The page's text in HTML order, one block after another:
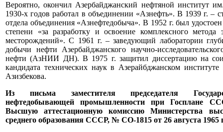
Вероятно, окончил Азербайджанский нефтяной институт
1930-х годов работал в объединении «Азнефть». В 1939 г. –
отдела объединения «Азнефтедобыча». В 1952 г. был
степени «за разработку и освоение комплексного метода
месторождений». С 1961 г. – заведующий лаборатории
добычи нефти Азербайджанского научно-
нефти (АзНИИ ДН). В 1975 г. защитил диссертацию на
кандидата технических наук в Азерайбджанском
Азизбекова.
Из письма заместителя председателя
нефтедобывающей промышленности при Госплане
Высшую аттестационную комиссию Министерства
среднего образования СССР, № СО-1815 от 26 августа 1965